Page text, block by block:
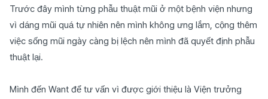
Trước đây mình từng phẫu thuật mũi ở một bệnh viện nhưng
vì dáng mũi quá tự nhiên nên mình không ưng lắm, cộng thêm
việc sống mũi ngày càng bị lệch nên mình đã quyết định phẫu
thuật lại.
Mình đến Want để tư vấn vì được giới thiệu là Viện trưởng